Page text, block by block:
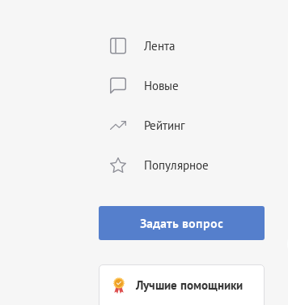
Лента
Новые
Рейтинг
Популярное
Задать вопрос
Лучшие помощники